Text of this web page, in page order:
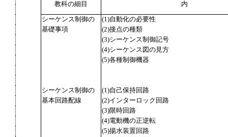
教科の細目 内
シーケンス制御の
(1)自動化の必要性
基礎事項
(2)接点の種類
(3)シーケンス制御記号
(4)シーケンス図の見方
(5)各種制御機器
シーケンス制御の
(1)自己保持回路
基本回路配線
(2)インターロック回路
(3)限時回路
(4)電動機の正逆転
(5)揚水装置回路